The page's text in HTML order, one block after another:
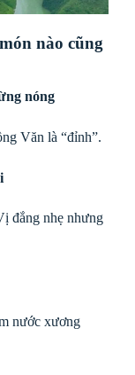
nào cũng
nóng
Văn là “đỉnh”.
đắng nhẹ nhưng
nước xương